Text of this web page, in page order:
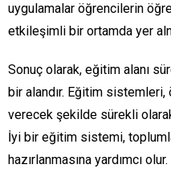
uygulamalar öğrencilerin
etkileşimli bir ortamda yer
Sonuç olarak, eğitim alanı
bir alandır. Eğitim
verecek şekilde sürekli
İyi bir eğitim sistemi,
hazırlanmasına yardımcı olur.